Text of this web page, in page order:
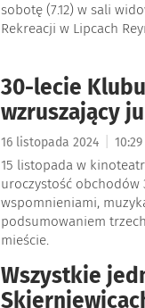
sobotę (7.12) w sali
Rekreacji w Lipcach
30-lecie
wzruszający
16 listopada 2024 10:29
15 listopada w
uroczystość obchodów
wspomnieniami,
podsumowaniem
mieście.
Wszystkie